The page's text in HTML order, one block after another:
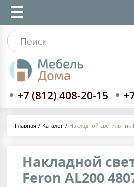
+7 (812) 408-20-15
Главная Каталог Накладной светильник
Накладной
Feron AL200